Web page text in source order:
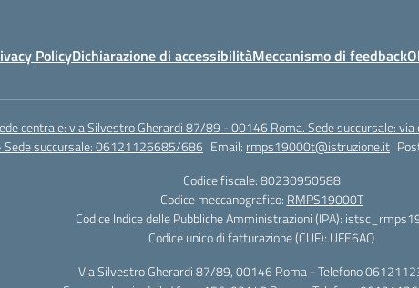
PolicyDichiarazione di accessibilitàMeccanismo di feedback
centrale: via Silvestro Gherardi 87/89 - 00146 Roma. Sede succursale:
succursale: 06121126685/686 Email: rmps19000t@istruzione.it
Codice fiscale: 80230950588
Codice meccanografico: RMPS19000T
Codice Indice delle Pubbliche Amministrazioni (IPA):
Codice unico di fatturazione (CUF): UFE6AQ
Via Silvestro Gherardi 87/89, 00146 Roma - Telefono